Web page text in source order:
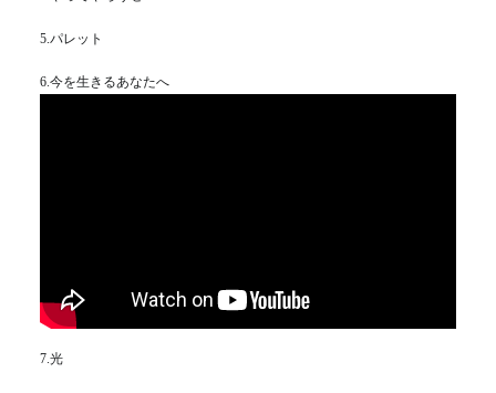
5.パレット
6.今を生きるあなたへ
7.光